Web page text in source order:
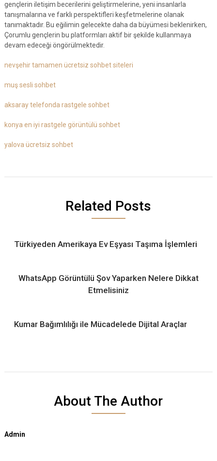
gençlerin iletişim becerilerini geliştirmelerine, yeni insanlarla
tanışmalarına ve farklı perspektifleri keşfetmelerine olanak
tanımaktadır. Bu eğilimin gelecekte daha da büyümesi beklenirken,
Çorumlu gençlerin bu platformları aktif bir şekilde kullanmaya
devam edeceği öngörülmektedir.
nevşehir tamamen ücretsiz sohbet siteleri
muş sesli sohbet
aksaray telefonda rastgele sohbet
konya en iyi rastgele görüntülü sohbet
yalova ücretsiz sohbet
Related Posts
Türkiyeden Amerikaya Ev Eşyası Taşıma İşlemleri
WhatsApp Görüntülü Şov Yaparken Nelere Dikkat
Etmelisiniz
Kumar Bağımlılığı ile Mücadelede Dijital Araçlar
About The Author
Admin